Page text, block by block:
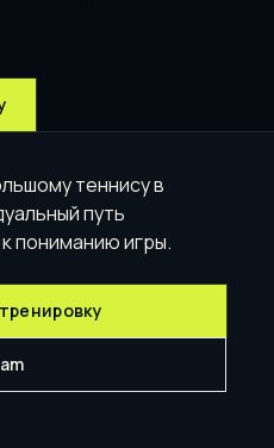
теннису в
путь
пониманию игры.